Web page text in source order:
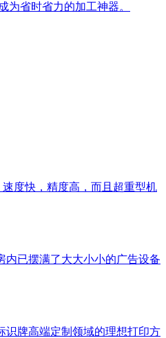
省时省力的加工神器。
度快，精度高，而且超重型机
内已摆满了大大小小的广告设备
识牌高端定制领域的理想打印方